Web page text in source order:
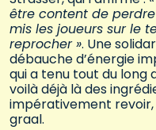
être content de
mis les joueurs sur le
reprocher ». Une
débauche d’énergie
qui a tenu tout du long
voilà déjà là des
impérativement
graal.